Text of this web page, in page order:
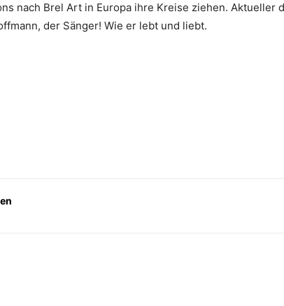
nach Brel Art in Europa ihre Kreise ziehen.
der Sänger! Wie er lebt und liebt.